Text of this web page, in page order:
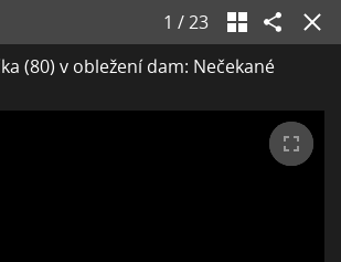
1 /23
(80) v obležení dam: Nečekané